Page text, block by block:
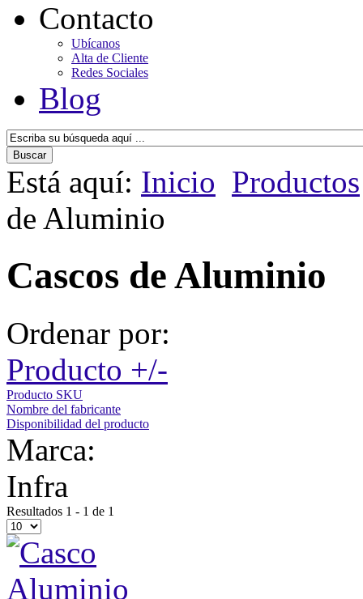
Contacto
Ubícanos
Alta de Cliente
Redes Sociales
Blog
Está aquí: Inicio Productos
de Aluminio
Cascos de Aluminio
Ordenar por:
Producto +/-
Producto SKU
Nombre del fabricante
Disponibilidad del producto
Marca:
Infra
Resultados 1 - 1 de 1